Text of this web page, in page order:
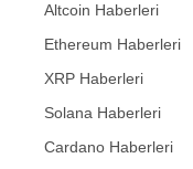
Altcoin Haberleri
Ethereum Haberleri
XRP Haberleri
Solana Haberleri
Cardano Haberleri